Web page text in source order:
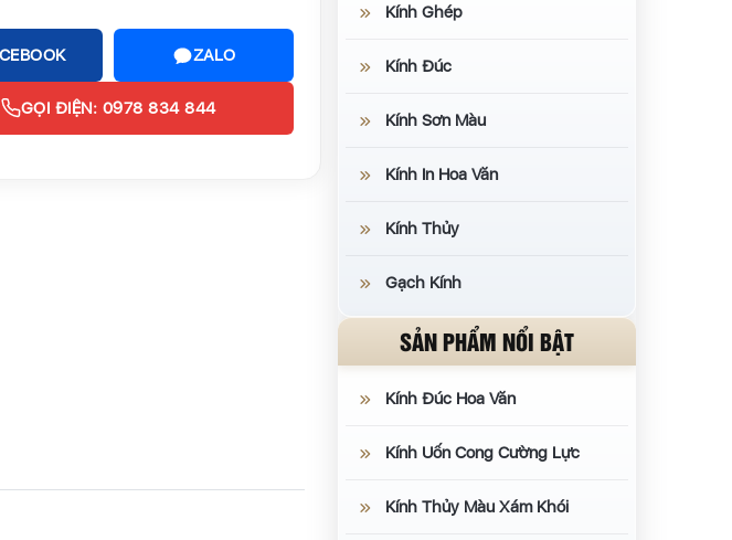
ZALO
GỌI ĐIỆN: 0978 834 844
Kính Ghép
Kính Đúc
Kính Sơn Màu
Kính In Hoa Văn
Kính Thủy
Gạch Kính
SẢN PHẨM NỔI BẬT
Kính Đúc Hoa Văn
Kính Uốn Cong Cường Lực
Kính Thủy Màu Xám Khói